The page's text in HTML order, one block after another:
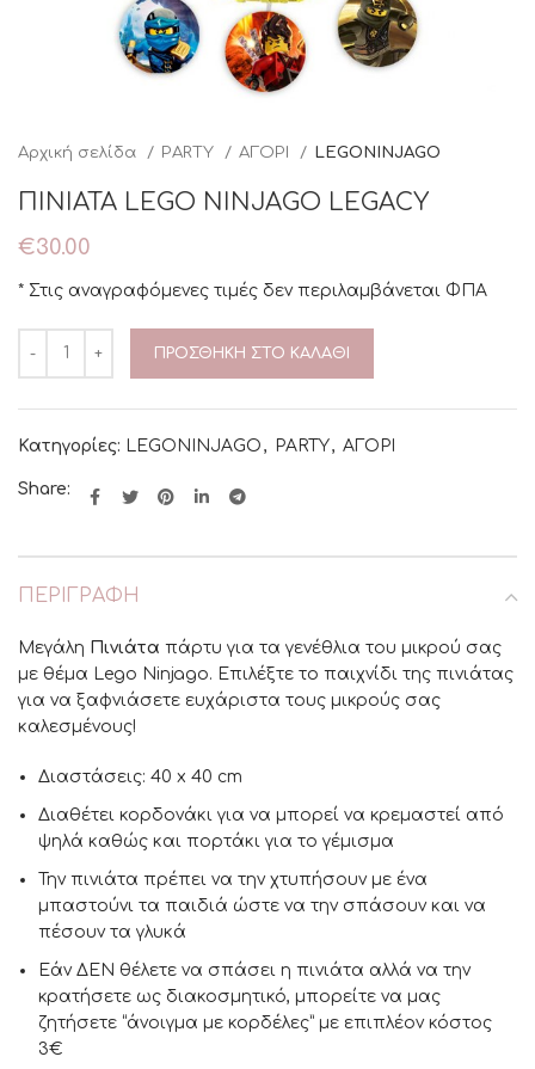
Αρχική σελίδα PARTY ΑΓΟΡΙ LEGONINJAGO
ΠΙΝΙΑΤΑ LEGO NINJAGO LEGACY
€30.00
* Στις αναγραφόμενες τιμές δεν περιλαμβάνεται ΦΠΑ
ΠΡΟΣΘΉΚΗ ΣΤΟ ΚΑΛΆΘΙ
Κατηγορίες: LEGONINJAGO , PARTY, ΑΓΟΡΙ
Share:
ΠΕΡΙΓΡΑΦΉ
Μεγάλη Πινιάτα πάρτυ για τα γενέθλια του μικρού σας
με θέμα Lego Ninjago. Επιλέξτε το παιχνίδι της πινιάτας
για να ξαφνιάσετε ευχάριστα τους μικρούς σας
καλεσμένους!
Διαστάσεις: 40 x 40 cm
Διαθέτει κορδονάκι για να μπορεί να κρεμαστεί από
ψηλά καθώς και πορτάκι για το γέμισμα
Την πινιάτα πρέπει να την χτυπήσουν με ένα
μπαστούνι τα παιδιά ώστε να την σπάσουν και να
πέσουν τα γλυκά
Εάν ΔΕΝ θέλετε να σπάσει η πινιάτα αλλά να την
κρατήσετε ως διακοσμητικό, μπορείτε να μας
ζητήσετε “άνοιγμα με κορδέλες” με επιπλέον κόστος
3€